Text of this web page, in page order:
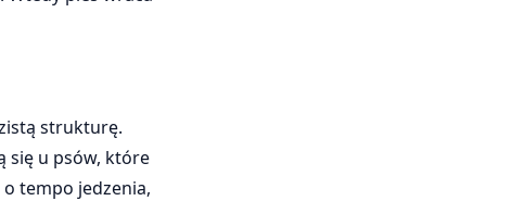
strukturę.
się u psów, które
tempo jedzenia,